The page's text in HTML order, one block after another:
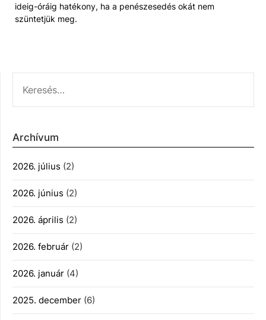
ideig-óráig hatékony, ha a penészesedés okát nem
szüntetjük meg.
Archívum
2026. július (2)
2026. június (2)
2026. április (2)
2026. február (2)
2026. január (4)
2025. december (6)